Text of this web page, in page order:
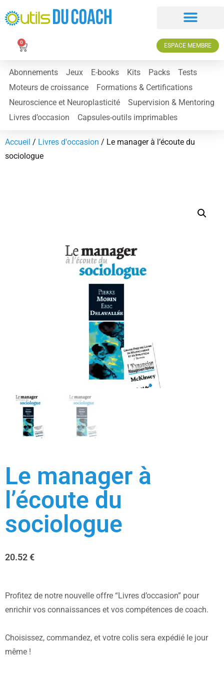
0 ESPACE MEMBRE
Abonnements Jeux E-books Kits Packs
Tests
Moteurs de croissance
Formations & Certifications
Neuroscience et Neuroplasticité
Supervision & Mentoring
Livres d’occasion
Capsules-outils imprimables
Accueil / Livres d'occasion / Le manager à l’écoute du
sociologue
Le manager à
l’écoute du
sociologue
20.52€
Profitez de notre nouvelle offre “Livres d’occasion” pour
enrichir vos connaissances et vos compétences de coach.
Choisissez, commandez, et votre colis sera expédié le jour
même !